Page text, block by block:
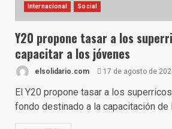
Internacional Social
Y20 propone tasar a los
capacitar a los jóvenes
elsolidario.com 17 de agosto de
El Y20 propone tasar a los
fondo destinado a la capacitación de